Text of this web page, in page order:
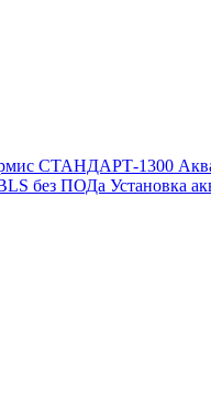
СТАНДАРТ-1300
без ПОДа Установка